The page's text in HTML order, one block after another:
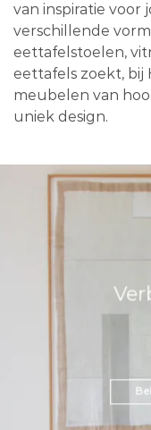
van inspiratie voor
verschillende
eettafelstoelen,
eettafels zoekt, bij
meubelen van
uniek design.